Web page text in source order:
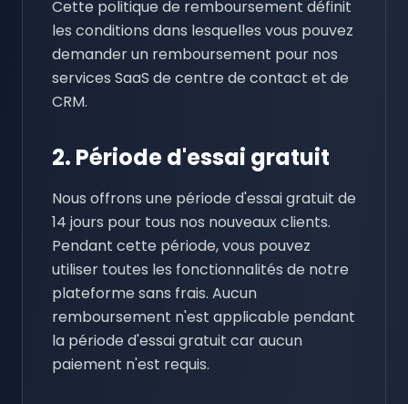
Cette politique de remboursement définit
les conditions dans lesquelles vous pouvez
demander un remboursement pour nos
services SaaS de centre de contact et de
CRM.
2. Période d'essai gratuit
Nous offrons une période d'essai gratuit de
14 jours pour tous nos nouveaux clients.
Pendant cette période, vous pouvez
utiliser toutes les fonctionnalités de notre
plateforme sans frais. Aucun
remboursement n'est applicable pendant
la période d'essai gratuit car aucun
paiement n'est requis.